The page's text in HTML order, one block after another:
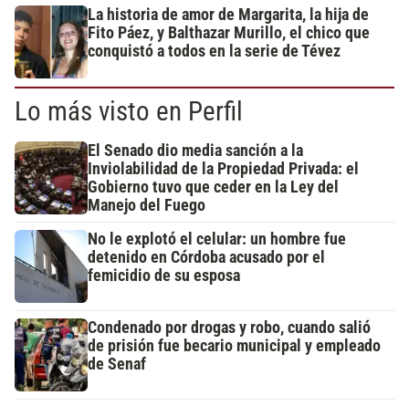
La historia de amor de Margarita, la hija de
Fito Páez, y Balthazar Murillo, el chico que
conquistó a todos en la serie de Tévez
Lo más visto en Perfil
El Senado dio media sanción a la
Inviolabilidad de la Propiedad Privada: el
Gobierno tuvo que ceder en la Ley del
Manejo del Fuego
No le explotó el celular: un hombre fue
detenido en Córdoba acusado por el
femicidio de su esposa
Condenado por drogas y robo, cuando salió
de prisión fue becario municipal y empleado
de Senaf